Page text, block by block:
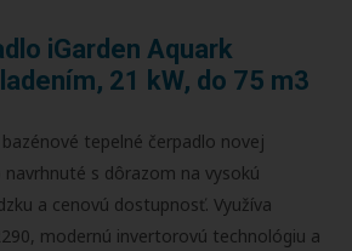
iGarden Aquark
21 kW, do 75 m3
tepelné čerpadlo novej
s dôrazom na vysokú
a cenovú dostupnosť. Využíva
modernú invertorovú technológiu a